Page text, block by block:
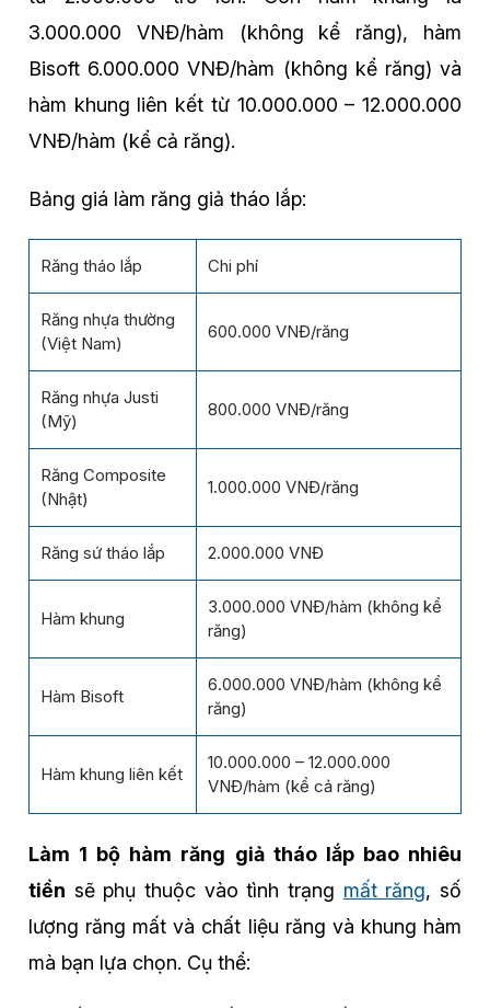
3.000.000 VNĐ/hàm (không kể răng), hàm
Bisoft 6.000.000 VNĐ/hàm (không kể răng) và
hàm khung liên kết từ 10.000.000 – 12.000.000
VNĐ/hàm (kể cả răng).
Bảng giá làm răng giả tháo lắp:
Răng tháo lắp Chi phí
Răng nhựa thường
(Việt Nam)
600.000 VNĐ/răng
Răng nhựa Justi
(Mỹ)
800.000 VNĐ/răng
Răng Composite
(Nhật)
1.000.000 VNĐ/răng
Răng sứ tháo lắp 2.000.000 VNĐ
Hàm khung
3.000.000 VNĐ/hàm (không kể
răng)
Hàm Bisoft
6.000.000 VNĐ/hàm (không kể
răng)
Hàm khung liên kết
10.000.000 – 12.000.000
VNĐ/hàm (kể cả răng)
Làm 1 bộ hàm răng giả tháo lắp bao nhiêu
tiền sẽ phụ thuộc vào tình trạng mất răng, số
lượng răng mất và chất liệu răng và khung hàm
mà bạn lựa chọn. Cụ thể: